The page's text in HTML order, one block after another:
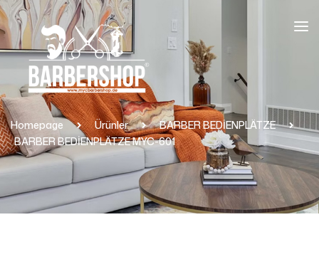
Homepage Ürünler
BARBER BEDİENPLÄTZE
BARBER BEDİENPLÄTZE MYC-601